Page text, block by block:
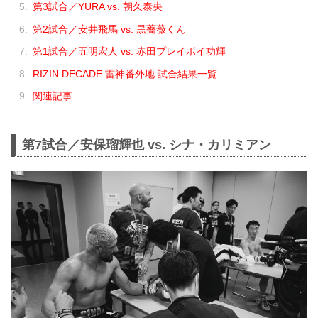
第3試合／YURA vs. 朝久泰央
第2試合／安井飛馬 vs. 黒薔薇くん
第1試合／五明宏人 vs. 赤田プレイボイ功輝
RIZIN DECADE 雷神番外地 試合結果一覧
関連記事
第7試合／安保瑠輝也 vs. シナ・カリミアン